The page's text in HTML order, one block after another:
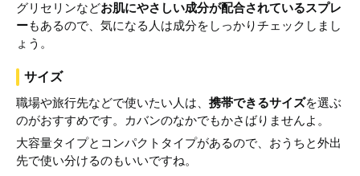
グリセリンなどお肌にやさしい成分が配合されているスプレ
ーもあるので、気になる人は成分をしっかりチェックしまし
ょう。
サイズ
職場や旅行先などで使いたい人は、 携帯できるサイズを選ぶ
のがおすすめです。カバンのなかでもかさばりませんよ。
大容量タイプとコンパクトタイプがあるので、おうちと外出
先で使い分けるのもいいですね。